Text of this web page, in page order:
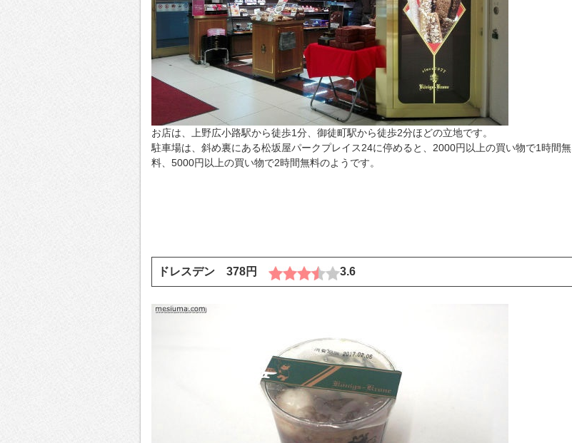
お店は、上野広小路駅から徒歩1分、御徒町駅から徒歩2分ほどの立地です。
駐車場は、斜め裏にある松坂屋パークプレイス24に停めると、2000円以上の買い物で1時間無
料、5000円以上の買い物で2時間無料のようです。
ドレスデン 378円 3.6